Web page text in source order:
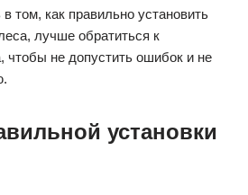
том, как правильно установить
лучше обратиться к
чтобы не допустить ошибок и не
установки